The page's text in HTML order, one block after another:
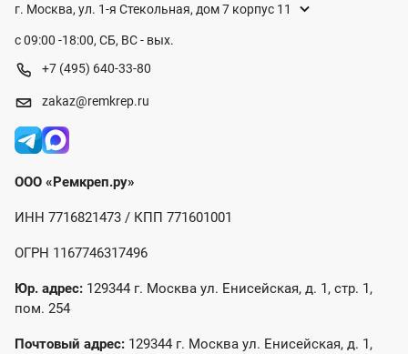
г. Москва, ул. 1-я Стекольная, дом 7 корпус 11
с 09:00 -18:00, СБ, ВС - вых.
+7 (495) 640-33-80
zakaz@remkrep.ru
ООО «Ремкреп.ру»
ИНН 7716821473 / КПП 771601001
ОГРН 1167746317496
Юр. адрес: 129344 г. Москва ул. Енисейская, д. 1, стр. 1,
пом. 254
Почтовый адрес: 129344 г. Москва ул. Енисейская, д. 1,